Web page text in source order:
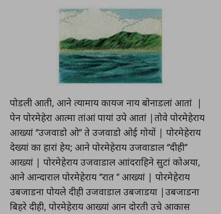
पोडली आती, आने त्यामाय कायज नाय बोनाडलां आतां |
पेन पोरमेहेरा आत्मा तांआं पायां उपे आतां |तोवे पोरमेहेराय
आख्यां ‘’उजवाडो ओ’’ ते उजवाडो ओई गोयों | पोरमेहेराय
देख्यां का हारां हेय; आने पोरमेहेराय उजवाडाल ‘’दीही’’
आख्यां | पोरमेहेराय उजवाडाल आांदराहिने सुटां कोअया,
आने आन्दाराल पोरमेहेराय ‘’रात ’’ आख्यां | पोरमेहेराय
उबजाडना पोयले दीही उजवाडाल उबजाडया |उबजाडना
बिहरे दीही, पोरमेहेराय आख्यां आन दोरती उचे आकास